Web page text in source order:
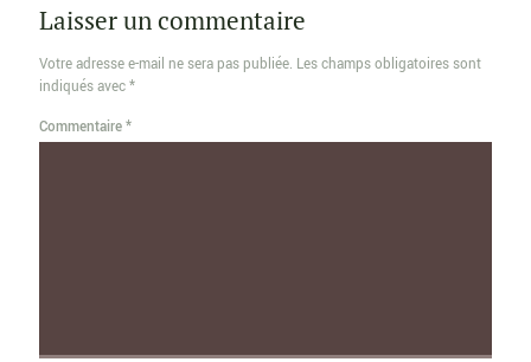
Laisser un commentaire
Votre adresse e-mail ne sera pas publiée. Les champs obligatoires sont
indiqués avec*
Commentaire*